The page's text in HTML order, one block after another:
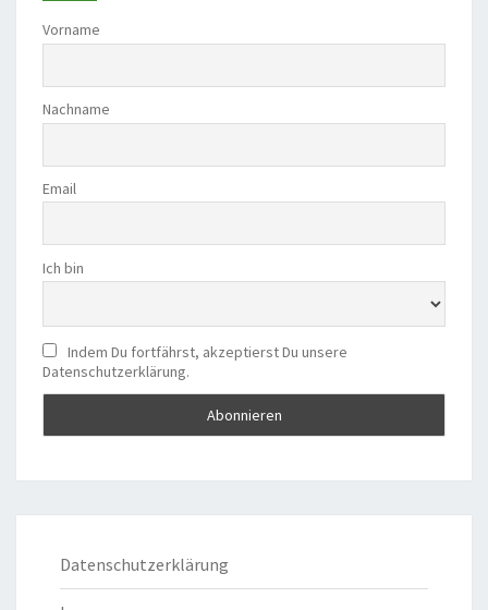
Vorname
Nachname
Email
Ich bin
Indem Du fortfährst, akzeptierst Du unsere
Datenschutzerklärung.
Datenschutzerklärung